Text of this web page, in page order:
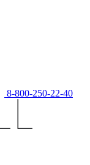
8-800-250-22-40